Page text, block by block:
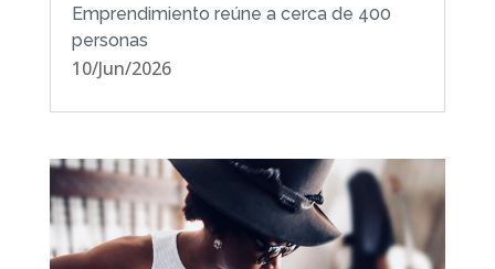
Emprendimiento reúne a cerca de 400
personas
10/Jun/2026